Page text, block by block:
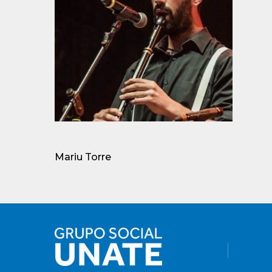
Mariu Torre